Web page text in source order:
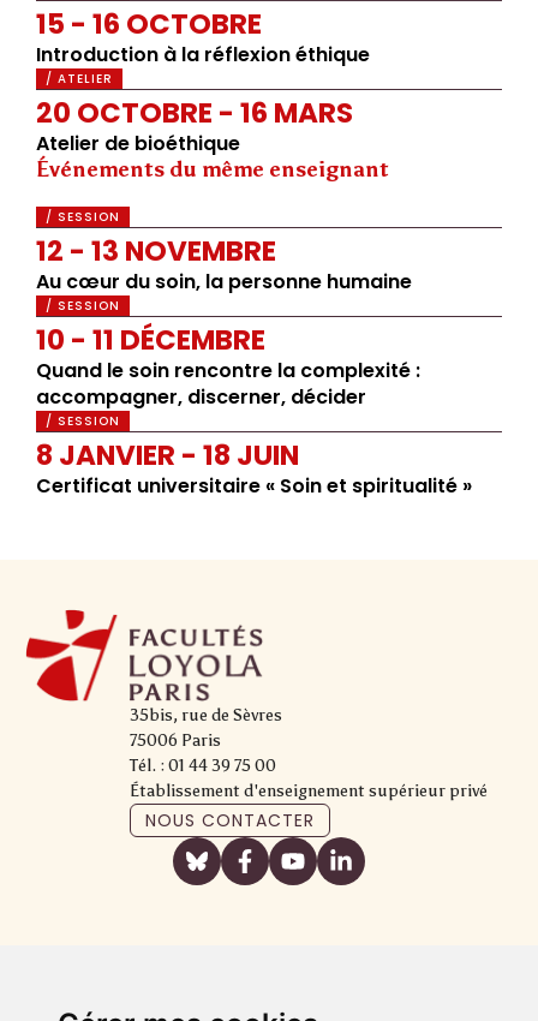
15 - 16 OCTOBRE
Introduction à la réflexion éthique
/ ATELIER
20 OCTOBRE - 16 MARS
Atelier de bioéthique
Événements du même enseignant
/ SESSION
12 - 13 NOVEMBRE
Au cœur du soin, la personne humaine
/ SESSION
10 - 11 DÉCEMBRE
Quand le soin rencontre la complexité :
accompagner, discerner, décider
/ SESSION
8 JANVIER - 18 JUIN
Certificat universitaire « Soin et spiritualité »
35bis, rue de Sèvres
75006 Paris
Tél. : 01 44 39 75 00
Établissement d'enseignement supérieur privé
NOUS CONTACTER